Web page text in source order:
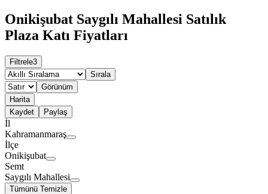
Onikişubat Saygılı Mahallesi Satılık
Plaza Katı Fiyatları
Filtrele3
Sırala
Görünüm
Harita
Kaydet
Paylaş
İl
Kahramanmaraş
İlçe
Onikişubat
Semt
Saygılı Mahallesi
Tümünü Temizle